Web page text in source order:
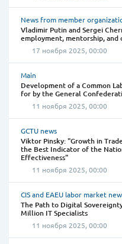
News from member
Vladimir Putin and Sergei
employment, mentorship, and
17 ноября 2025, 00:00
Main
Development of a Common
for by the General
11 ноября 2025, 00:00
GCTU news
Viktor Pinsky: "Growth in
the Best Indicator of the
Effectiveness"
11 ноября 2025, 00:00
CIS and EAEU labor market
The Path to Digital
Million IT Specialists
11 ноября 2025, 00:00